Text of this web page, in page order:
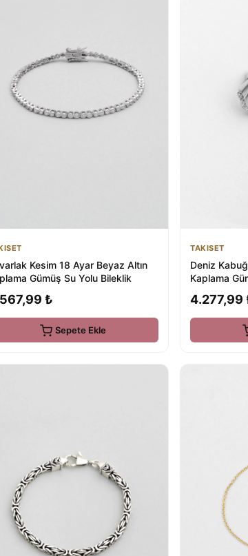
Kesim 18 Ayar Beyaz Altın
Gümüş Su Yolu Bileklik
₺
Sepete Ekle
TAKISET
Deniz
Kaplama
4.277,99